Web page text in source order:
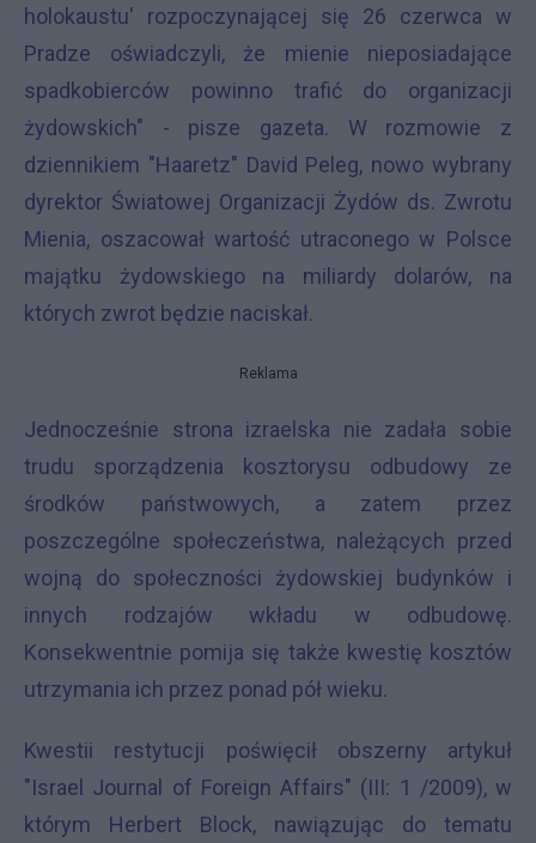
holokaustu' rozpoczynającej się 26 czerwca w
Pradze oświadczyli, że mienie nieposiadające
spadkobierców powinno trafić do organizacji
żydowskich" - pisze gazeta. W rozmowie z
dziennikiem "Haaretz" David Peleg, nowo wybrany
dyrektor Światowej Organizacji Żydów ds. Zwrotu
Mienia, oszacował wartość utraconego w Polsce
majątku żydowskiego na miliardy dolarów, na
których zwrot będzie naciskał.
Reklama
Jednocześnie strona izraelska nie zadała sobie
trudu sporządzenia kosztorysu odbudowy ze
środków państwowych, a zatem przez
poszczególne społeczeństwa, należących przed
wojną do społeczności żydowskiej budynków i
innych rodzajów wkładu w odbudowę.
Konsekwentnie pomija się także kwestię kosztów
utrzymania ich przez ponad pół wieku.
Kwestii restytucji poświęcił obszerny artykuł
"Israel Journal of Foreign Affairs" (III: 1 /2009), w
którym Herbert Block, nawiązując do tematu